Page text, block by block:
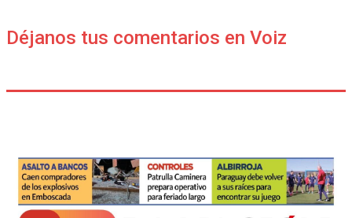
Déjanos tus comentarios en Voiz